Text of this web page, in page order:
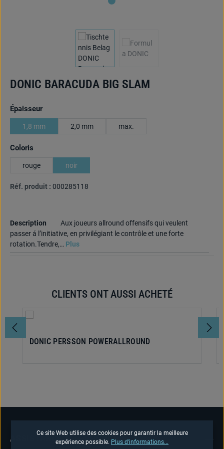
DONIC BARACUDA BIG SLAM
Sélectionnez
Épaisseur
1,8 mm 2,0 mm max.
Sélectionnez
Coloris
rouge noir
Réf. produit : 000285118
Description
Aux joueurs allround offensifs qui veulent
passer á l’initiative, en privilégiant le contrôle et une forte
rotation.Tendre,… Plus
Ignorer la galerie de produits
CLIENTS ONT AUSSI ACHETÉ
DONIC PERSSON POWERALLROUND
ASSISTANCE TÉLÉPHONIQUE
Ce site Web utilise des cookies pour garantir la meilleure
expérience possible. Plus d'informations...